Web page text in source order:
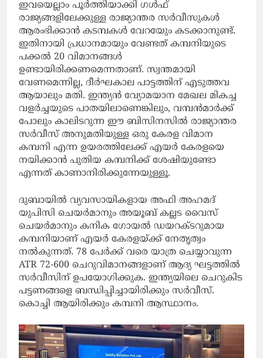
ഇവയെല്ലാം പൂർത്തിയാക്കി ഗൾഫ്
രാജ്യങ്ങളിലേക്കുള്ള രാജ്യാന്തര സർവീസുകൾ
ആരംഭിക്കാൻ കടമ്പകൾ വേറയേും കടക്കാനുണ്ട്.
ഇതിനായി പ്രധാനമായും വേണ്ടത് കമ്പനിയുടെ
പക്കൽ 20 വിമാനങ്ങൾ
ഉണ്ടായിരിക്കണമെന്നതാണ്. സ്വന്തമായി
വേണമെന്നില്ല, ദീർഘകാല പാട്ടത്തിന് എടുത്തവ
ആയാലും മതി. ഇന്ത്യൻ വ്യോമയാന മേഖല മികച്ച
വളർച്ചയുടെ പാതയിലാണെങ്കിലും, വമ്പൻമാർക്ക്
പോലും കാലിടറുന്ന ഈ ബിസിനസിൽ രാജ്യാന്തര
സർവീസ് അനുമതിയുള്ള ഒരു കേരള വിമാന
കമ്പനി എന്ന ഉയരത്തിലേക്ക് എയർ കേരളയെ
നയിക്കാൻ പുതിയ കമ്പനിക്ക് ശേഷിയുണ്ടോ
എന്നത് കാണാനിരിക്കുന്നേയുള്ളൂ.
ദുബായിൽ വ്യവസായികളായ അഫി അഹമദ്
യുപിസി ചെയർമാനും അയൂബ് കല്ലട വൈസ്
ചെയർമാനും കനിക ഗോയൽ ഡയറക്ടറുമായ
കമ്പനിയാണ് എയർ കേരളയ്ക്ക് നേതൃത്വം
നൽകുന്നത്. 78 പേർക്ക് വരെ യാത്ര ചെയ്യാവുന്ന
ATR 72-600 ചെറുവിമാനങ്ങളാണ് ആദ്യ ഘട്ടത്തിൽ
സർവീസിന് ഉപയോഗിക്കുക. ഇന്ത്യയിലെ ചെറുകിട
പട്ടണങ്ങളെ ബന്ധിപ്പിച്ചായിരിക്കും സർവീസ്.
കൊച്ചി ആയിരിക്കും കമ്പനി ആസ്ഥാനം.